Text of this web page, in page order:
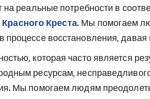
на реальные потребности в
Креста. Мы помогаем
восстановления, давая
которая часто является
ресурсам,
Мы помогаем людям